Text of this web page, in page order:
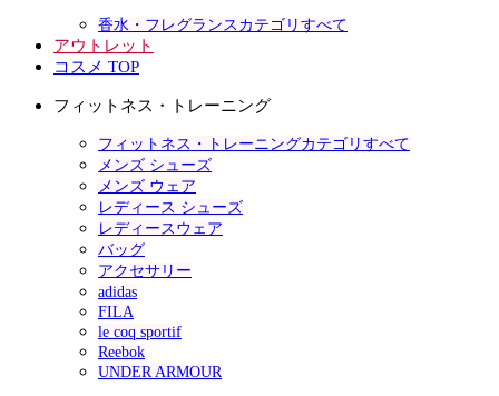
香水・フレグランスカテゴリすべて
アウトレット
コスメ TOP
フィットネス・トレーニング
フィットネス・トレーニングカテゴリすべて
メンズ シューズ
メンズ ウェア
レディース シューズ
レディースウェア
バッグ
アクセサリー
adidas
FILA
le coq sportif
Reebok
UNDER ARMOUR